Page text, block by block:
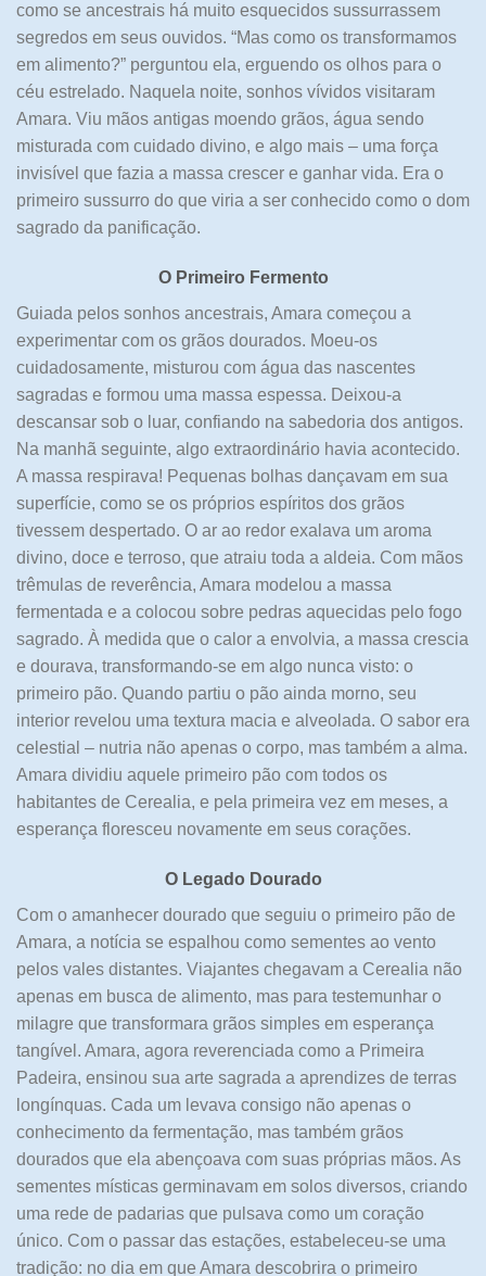
como se ancestrais há muito esquecidos sussurrassem
segredos em seus ouvidos. “Mas como os transformamos
em alimento?” perguntou ela, erguendo os olhos para o
céu estrelado. Naquela noite, sonhos vívidos visitaram
Amara. Viu mãos antigas moendo grãos, água sendo
misturada com cuidado divino, e algo mais – uma força
invisível que fazia a massa crescer e ganhar vida. Era o
primeiro sussurro do que viria a ser conhecido como o dom
sagrado da panificação.
O Primeiro Fermento
Guiada pelos sonhos ancestrais, Amara começou a
experimentar com os grãos dourados. Moeu-os
cuidadosamente, misturou com água das nascentes
sagradas e formou uma massa espessa. Deixou-a
descansar sob o luar, confiando na sabedoria dos antigos.
Na manhã seguinte, algo extraordinário havia acontecido.
A massa respirava! Pequenas bolhas dançavam em sua
superfície, como se os próprios espíritos dos grãos
tivessem despertado. O ar ao redor exalava um aroma
divino, doce e terroso, que atraiu toda a aldeia. Com mãos
trêmulas de reverência, Amara modelou a massa
fermentada e a colocou sobre pedras aquecidas pelo fogo
sagrado. À medida que o calor a envolvia, a massa crescia
e dourava, transformando-se em algo nunca visto: o
primeiro pão. Quando partiu o pão ainda morno, seu
interior revelou uma textura macia e alveolada. O sabor era
celestial – nutria não apenas o corpo, mas também a alma.
Amara dividiu aquele primeiro pão com todos os
habitantes de Cerealia, e pela primeira vez em meses, a
esperança floresceu novamente em seus corações.
O Legado Dourado
Com o amanhecer dourado que seguiu o primeiro pão de
Amara, a notícia se espalhou como sementes ao vento
pelos vales distantes. Viajantes chegavam a Cerealia não
apenas em busca de alimento, mas para testemunhar o
milagre que transformara grãos simples em esperança
tangível. Amara, agora reverenciada como a Primeira
Padeira, ensinou sua arte sagrada a aprendizes de terras
longínquas. Cada um levava consigo não apenas o
conhecimento da fermentação, mas também grãos
dourados que ela abençoava com suas próprias mãos. As
sementes místicas germinavam em solos diversos, criando
uma rede de padarias que pulsava como um coração
único. Com o passar das estações, estabeleceu-se uma
tradição: no dia em que Amara descobrira o primeiro